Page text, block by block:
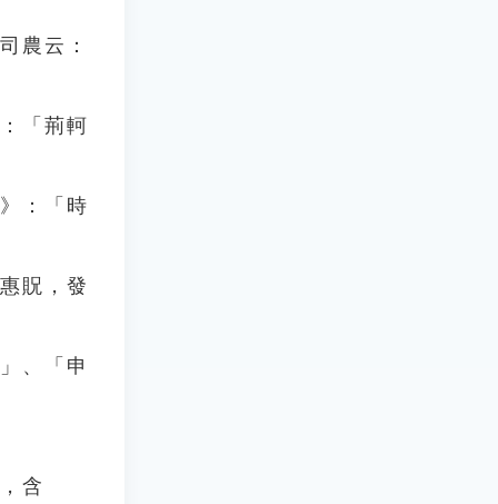
農云：
「荊軻
：「時
貺，發
、「申
含